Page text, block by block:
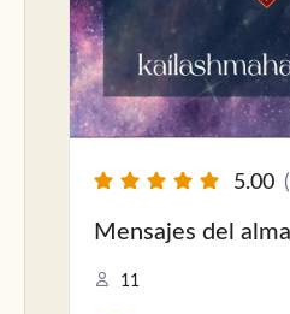
5.00
Mensajes del alma
11